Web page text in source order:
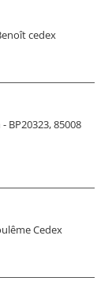
cedex
BP20323, 85008
Cedex